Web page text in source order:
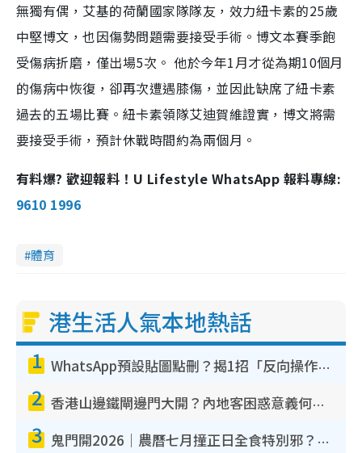
無獨有偶，艾基的荷蘭國家隊隊友，效力紐卡素的25歲
中堅博文，也因傷勢問題需要接受手術。博文本賽季飽
受傷病折磨，僅出場5次。 他於今年1月才從為期10個月
的傷病中恢復，卻再次遭遇膝傷，並因此缺席了紐卡素
過去的五場比賽。紐卡素領隊艾迪賀維證實，博文將需
要接受手術，預計休戰時間約為兩個月。
有料爆? 歡迎報料！U Lifestyle WhatsApp 報料專線:
9610 1996
體育
港生活人氣本地熱話
1 WhatsApp預設貼圖點刪？揭1招「反向操作」還原簡潔介面 附3步實測教學
2 香港山邊鐵閘邊門大開？內地客困惑意義何在！網民神回覆：呢種叫法理性防禦
3 鬼門開2026｜農曆七月撞正日全食特別邪？專家警告切忌做一事！揭4大禁忌+2招保平安